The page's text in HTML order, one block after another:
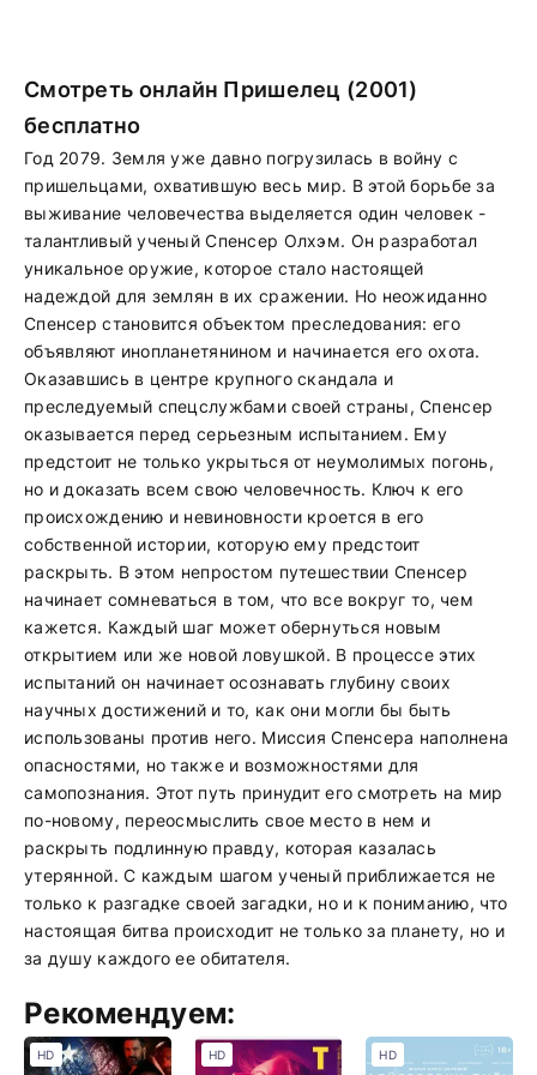
Смотреть онлайн Пришелец (2001)
бесплатно
Год 2079. Земля уже давно погрузилась в войну с
пришельцами, охватившую весь мир. В этой борьбе за
выживание человечества выделяется один человек -
талантливый ученый Спенсер Олхэм. Он разработал
уникальное оружие, которое стало настоящей
надеждой для землян в их сражении. Но неожиданно
Спенсер становится объектом преследования: его
объявляют инопланетянином и начинается его охота.
Оказавшись в центре крупного скандала и
преследуемый спецслужбами своей страны, Спенсер
оказывается перед серьезным испытанием. Ему
предстоит не только укрыться от неумолимых погонь,
но и доказать всем свою человечность. Ключ к его
происхождению и невиновности кроется в его
собственной истории, которую ему предстоит
раскрыть. В этом непростом путешествии Спенсер
начинает сомневаться в том, что все вокруг то, чем
кажется. Каждый шаг может обернуться новым
открытием или же новой ловушкой. В процессе этих
испытаний он начинает осознавать глубину своих
научных достижений и то, как они могли бы быть
использованы против него. Миссия Спенсера наполнена
опасностями, но также и возможностями для
самопознания. Этот путь принудит его смотреть на мир
по-новому, переосмыслить свое место в нем и
раскрыть подлинную правду, которая казалась
утерянной. С каждым шагом ученый приближается не
только к разгадке своей загадки, но и к пониманию, что
настоящая битва происходит не только за планету, но и
за душу каждого ее обитателя.
Рекомендуем:
HD HD HD